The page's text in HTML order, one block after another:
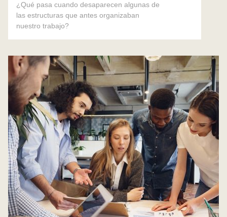
¿Qué pasa cuando desaparecen algunas de
las estructuras que antes organizaban
nuestro trabajo?